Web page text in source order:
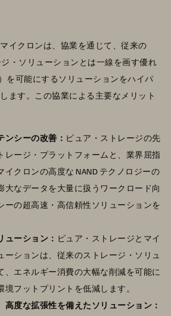
イクロンは、協業を通じて、従来の
・ソリューションとは一線を画す優れ
を可能にするソリューションをハイパ
ます。この協業による主要なメリット
ンシーの改善： ピュア・ストレージの先
レージ・プラットフォームと、業界屈指
イクロンの高度な NAND テクノロジーの
大なデータを大量に扱うワークロード向
ーの超高速・高信頼性ソリューションを
ューション： ピュア・ストレージとマイ
ーションは、従来のストレージ・ソリュ
、エネルギー消費の大幅な削減を可能に
境フットプリントを低減します。
高度な拡張性を備えたソリューション：